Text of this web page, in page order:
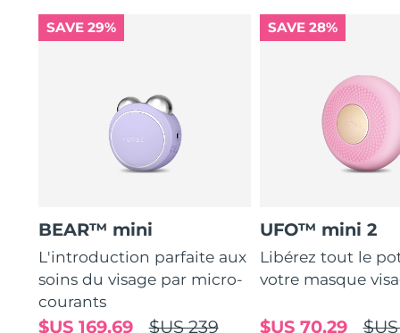
SAVE 29%
BEAR™ mini
L'introduction parfaite aux
soins du visage par micro-
courants
$US 239
$US 169,69
SAVE 28%
UFO™ mini 2
Libérez tout le
votre masque
$US 70,29